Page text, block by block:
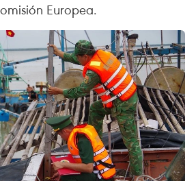
Europea.